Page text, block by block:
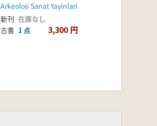
ト
and Text (トルコの新石
器時代 文明揺籃の地:新
発見 図版、本文)2冊セ
Arkeoloji Sanat Yayinlari
新刊 在庫なし
古書 1 点 3,300 円